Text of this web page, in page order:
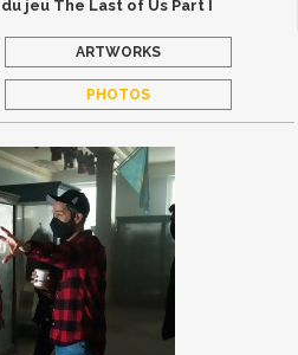
jeu The Last of Us Part I
ARTWORKS
PHOTOS